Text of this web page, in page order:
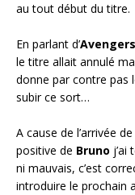
au tout début du titre.
En parlant d’
le titre allait annulé
donne par contre pas
subir ce sort…
A cause de l’arrivée de
positive de Bruno j’ai
ni mauvais, c’est
introduire le prochain